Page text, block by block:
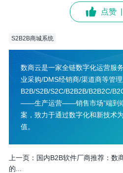
点赞
S2B2B商城系统
数商云是一家全链数字化运营服
业采购/DMS经销商/渠道商等管理
B2B/S2B/S2C/B2B2B/B2B2C/
——生产运营——销售市场”端到
案，致力于通过数字化和新技术
值。
上一页： 国内B2B软件厂商推荐：
的...